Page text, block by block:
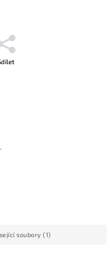
soubory (1)